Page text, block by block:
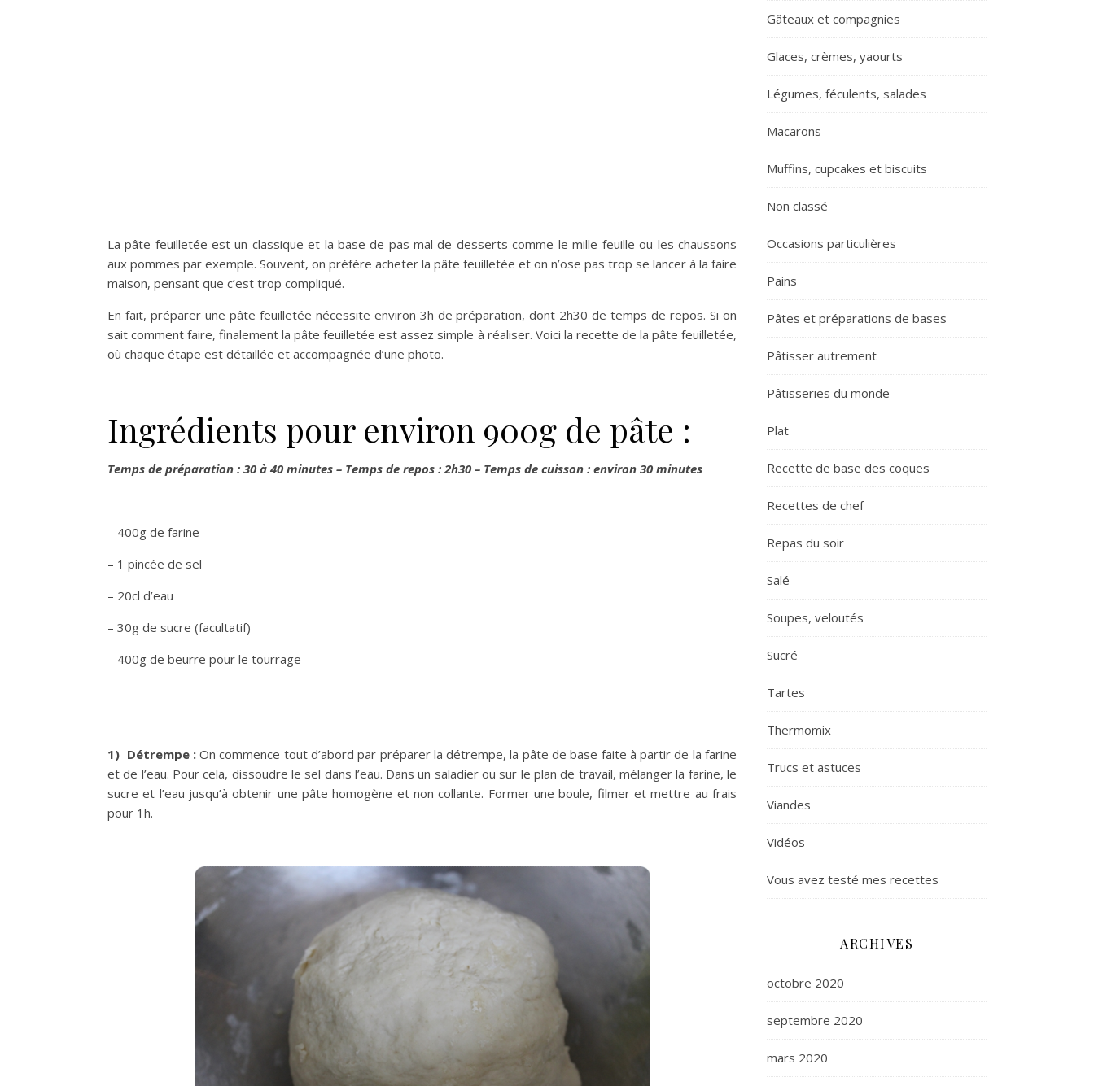
La pâte feuilletée est un classique et la base de pas mal de desserts comme le mille-feuille ou les chaussons
aux pommes par exemple. Souvent, on préfère acheter la pâte feuilletée et on n’ose pas trop se lancer à la faire
maison, pensant que c’est trop compliqué.
En fait, préparer une pâte feuilletée nécessite environ 3h de préparation, dont 2h30 de temps de repos. Si on
sait comment faire, finalement la pâte feuilletée est assez simple à réaliser. Voici la recette de la pâte feuilletée,
où chaque étape est détaillée et accompagnée d’une photo.
Ingrédients pour environ 900g de pâte :
Temps de préparation : 30 à 40 minutes – Temps de repos : 2h30 – Temps de cuisson : environ 30 minutes
– 400g de farine
– 1 pincée de sel
– 20cl d’eau
– 30g de sucre (facultatif)
– 400g de beurre pour le tourrage
1) Détrempe :On commence tout d’abord par préparer la détrempe, la pâte de base faite à partir de la farine
et de l’eau. Pour cela, dissoudre le sel dans l’eau. Dans un saladier ou sur le plan de travail, mélanger la farine, le
sucre et l’eau jusqu’à obtenir une pâte homogène et non collante. Former une boule, filmer et mettre au frais
pour 1h.
Gâteaux et compagnies
Glaces, crèmes, yaourts
Légumes, féculents, salades
Macarons
Muffins, cupcakes et biscuits
Non classé
Occasions particulières
Pains
Pâtes et préparations de bases
Pâtisser autrement
Pâtisseries du monde
Plat
Recette de base des coques
Recettes de chef
Repas du soir
Salé
Soupes, veloutés
Sucré
Tartes
Thermomix
Trucs et astuces
Viandes
Vidéos
Vous avez testé mes recettes
ARCHIVES
octobre 2020
septembre 2020
mars 2020